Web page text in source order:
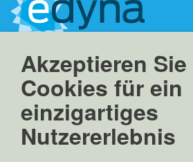
Edyna GmbH
Linkes Eisackufer 45a
39100 Bozen, Italien
info(at)edyna.net
edyna(at)pec.edyna.net
MwSt.-, St.- und
Akzeptieren
Cookies für ein
einzigartiges
Nutzererlebnis